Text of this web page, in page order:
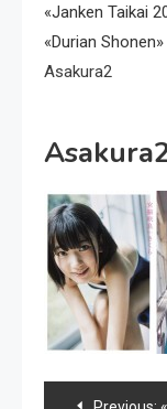
«Janken Taikai
«Durian Shonen»
Asakura2